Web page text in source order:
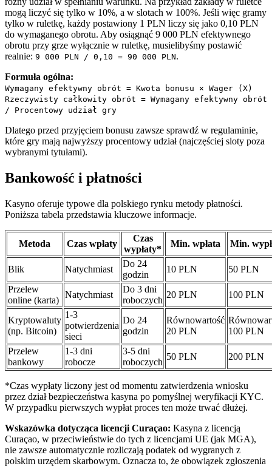
mogą liczyć się tylko w 10%, a w slotach w 100%. Jeśli więc gramy
tylko w ruletkę, każdy postawiony 1 PLN liczy się jako 0,10 PLN
do wymaganego obrotu. Aby osiągnąć 9 000 PLN efektywnego
obrotu przy grze wyłącznie w ruletkę, musielibyśmy postawić
realnie: 9 000 PLN / 0,10 = 90 000 PLN.
Formuła ogólna:
Wymagany efektywny obrót = Kwota bonusu × Wager (X)
Rzeczywisty całkowity obrót = Wymagany efektywny obrót
/ Procentowy udział gry
Dlatego przed przyjęciem bonusu zawsze sprawdź w regulaminie,
które gry mają najwyższy procentowy udział (najczęściej sloty poza
wybranymi tytułami).
Bankowość i płatności
Kasyno oferuje typowe dla polskiego rynku metody płatności.
Poniższa tabela przedstawia kluczowe informacje.
Metoda Czas wpłaty
Czas
wypłaty*
Min. wpłata Min.
Blik Natychmiast
Do 24
godzin
10 PLN
50 PLN
Przelew
online (karta)
Natychmiast
Do 3 dni
roboczych
20 PLN 100 PLN
Kryptowaluty
(np. Bitcoin)
1-3
potwierdzenia
sieci
Do 24
godzin
Równowartość
20 PLN
100 PLN
Przelew
bankowy
1-3 dni
robocze
3-5 dni
roboczych
50 PLN 200 PLN
*Czas wypłaty liczony jest od momentu zatwierdzenia wniosku
przez dział bezpieczeństwa kasyna po pomyślnej weryfikacji KYC.
W przypadku pierwszych wypłat proces ten może trwać dłużej.
Wskazówka dotycząca licencji Curaçao: Kasyna z licencją
Curaçao, w przeciwieństwie do tych z licencjami UE (jak MGA),
nie zawsze automatycznie rozliczają podatek od wygranych z
polskim urzędem skarbowym. Oznacza to, że obowiązek zgłoszenia